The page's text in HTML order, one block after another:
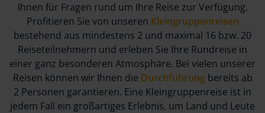
Ihnen für Fragen rund um Ihre Reise zur Verfügung.
Profitieren Sie von unseren Kleingruppenreisen
bestehend aus mindestens 2 und maximal 16 bzw. 20
Reiseteilnehmern und erleben Sie Ihre Rundreise in
einer ganz besonderen Atmosphäre. Bei vielen unserer
Reisen können wir Ihnen die Durchführungbereits ab
2 Personen garantieren. Eine Kleingruppenreise ist in
jedem Fall ein großartiges Erlebnis, um Land und Leute